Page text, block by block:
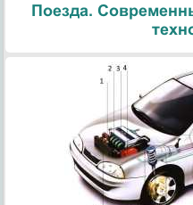
Поезда.